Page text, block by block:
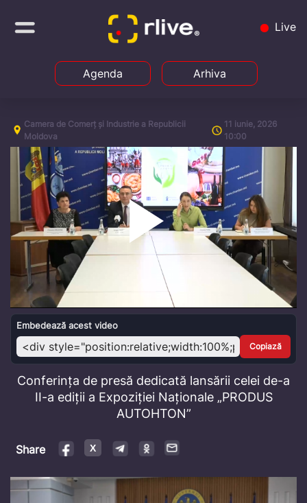
Live
Agenda Arhiva
Camera de Comerț și Industrie a Republicii
Moldova
11 iunie, 2026
10:00
Play
Video
Embedează acest video
Copiază
Conferința de presă dedicată lansării celei de-a
II-a ediții a Expoziției Naționale „PRODUS
AUTOHTON”
Share